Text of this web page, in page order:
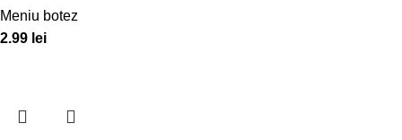
Meniu botez
2.99 lei